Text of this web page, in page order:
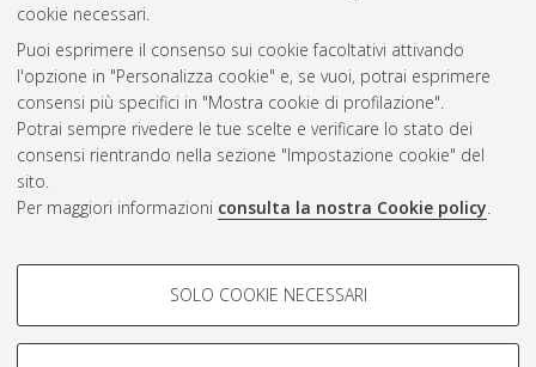
cookie necessari.
Puoi esprimere il consenso sui cookie facoltativi attivando
l'opzione in "Personalizza cookie" e, se vuoi, potrai esprimere
consensi più specifici in "Mostra cookie di profilazione".
Potrai sempre rivedere le tue scelte e verificare lo stato dei
consensi rientrando nella sezione "Impostazione cookie" del
sito.
Per maggiori informazioni consulta la nostra Cookie policy.
COOKIE DI PROFILAZIONE -
Si tratta di cookie utilizzati per analizzare le caratteristiche della
SOLO COOKIE NECESSARI
Atom
Rss 1.0
Rss 2.0
AMS Laurea
Impostazioni Cookie
Informativa sulla privacy
Condizioni d’uso del sito